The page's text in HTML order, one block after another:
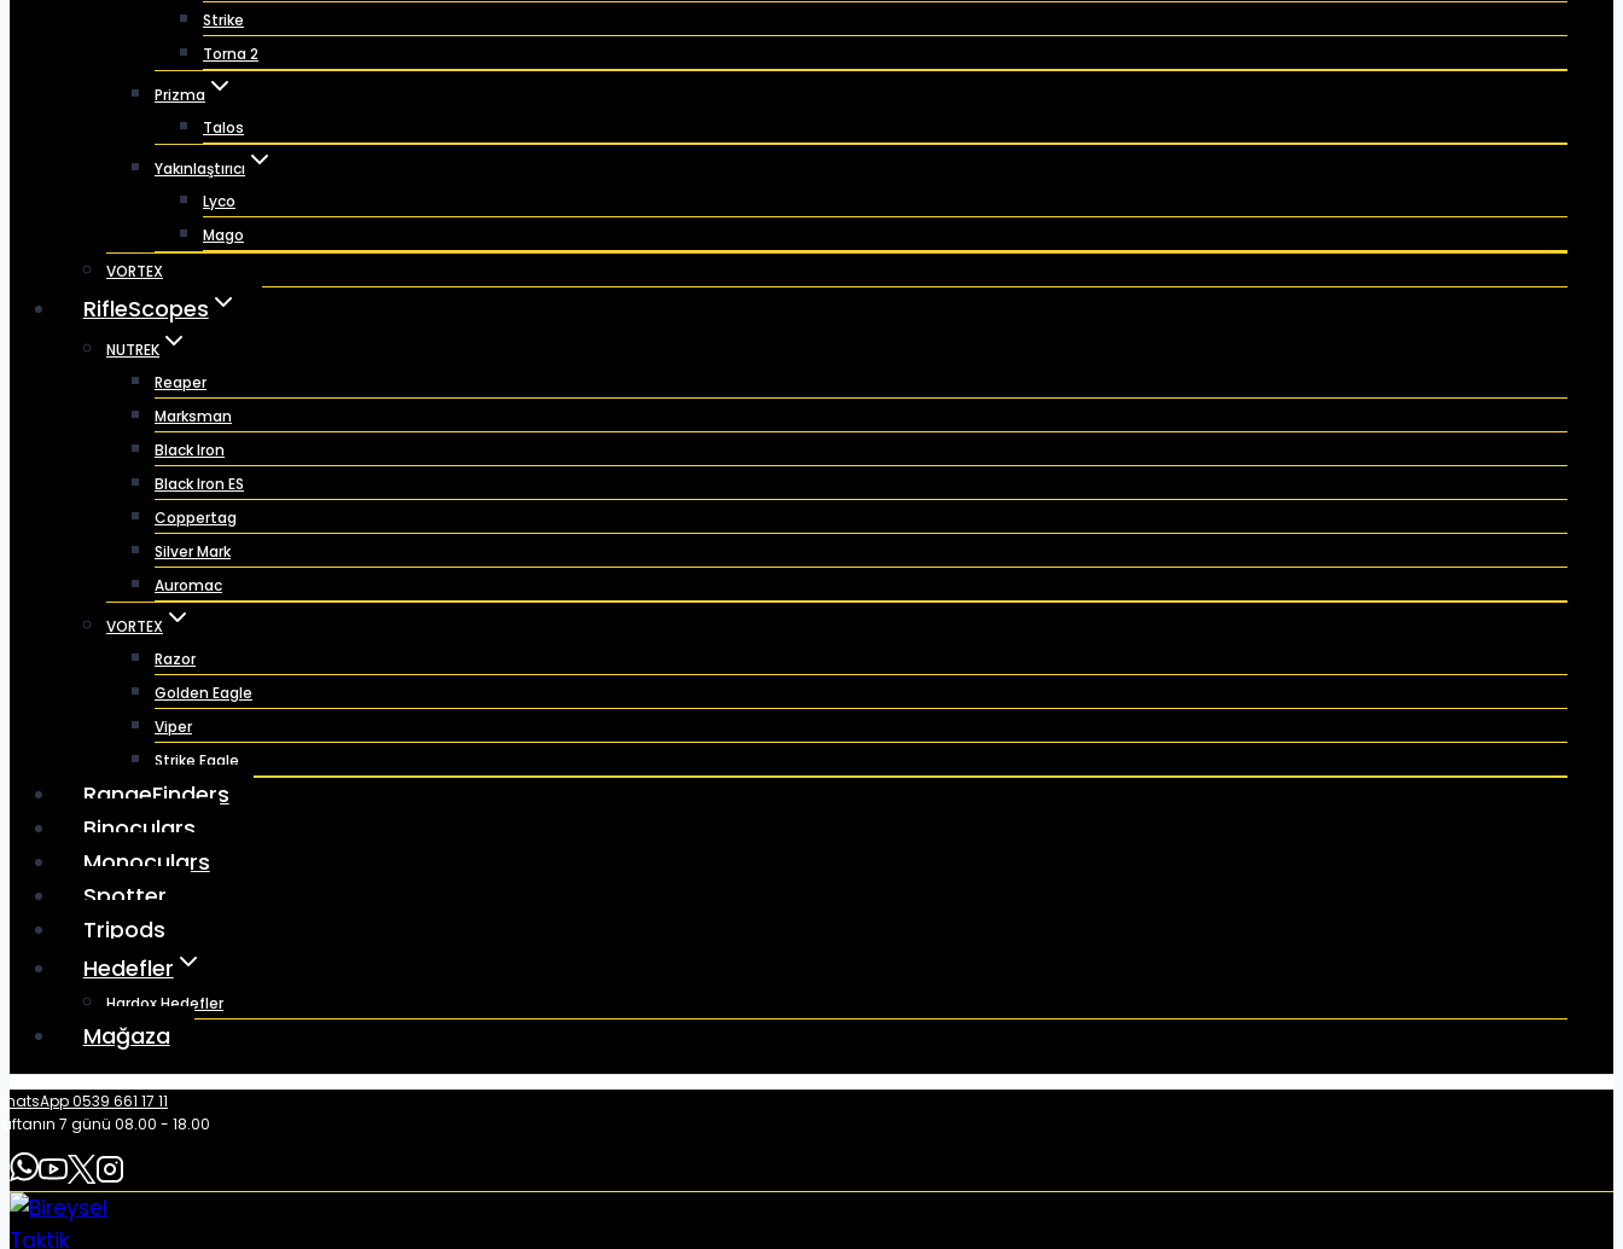
Strike
Torna 2
Prizma
Talos
Yakınlaştırıcı
Lyco
Mago
VORTEX
RifleScopes
NUTREK
Reaper
Marksman
Black Iron
Black Iron ES
Coppertag
Silver Mark
Auromac
VORTEX
Razor
Golden Eagle
Viper
Strike Eagle
RangeFinders
Binoculars
Monoculars
Spotter
Tripods
Hedefler
Hardox Hedefler
Mağaza
0539 661 17 11
7 günü 08.00 - 18.00